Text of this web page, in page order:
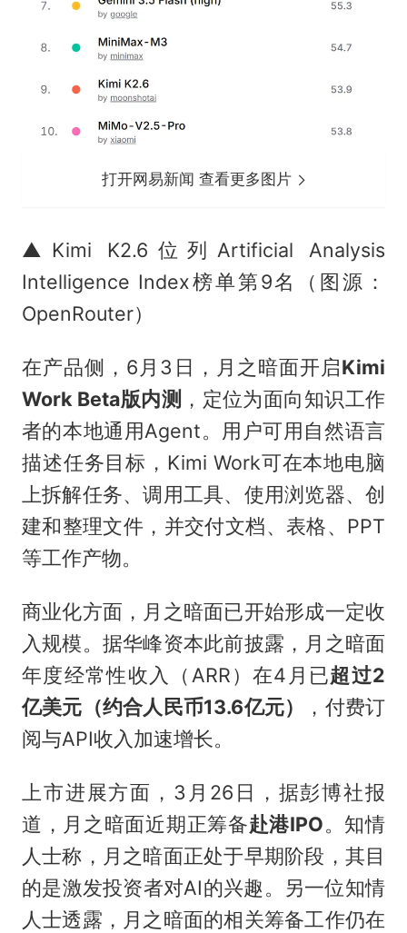
打开网易新闻 查看更多图片
▲Kimi K2.6位列Artificial Analysis
Intelligence Index榜单第9名（图源：
OpenRouter）
在产品侧，6月3日，月之暗面开启Kimi
Work Beta版内测 ，定位为面向知识工作
者的本地通用Agent。用户可用自然语言
描述任务目标，Kimi Work可在本地电脑
上拆解任务、调用工具、使用浏览器、创
建和整理文件，并交付文档、表格、PPT
等工作产物。
商业化方面，月之暗面已开始形成一定收
入规模。据华峰资本此前披露，月之暗面
年度经常性收入（ARR）在4月已超过2
亿美元（约合人民币13.6亿元）
，付费订
阅与API收入加速增长。
上市进展方面，3月26日，据彭博社报
道，月之暗面近期正筹备赴港IPO。知情
人士称，月之暗面正处于早期阶段，其目
的是激发投资者对AI的兴趣。另一位知情
人士透露，月之暗面的相关筹备工作仍在